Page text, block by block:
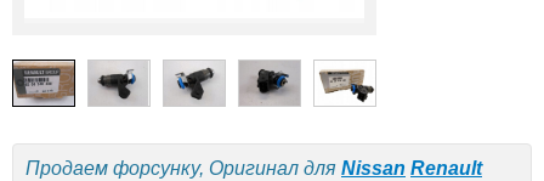
Продаем форсунку, Оригинал для Nissan Renault